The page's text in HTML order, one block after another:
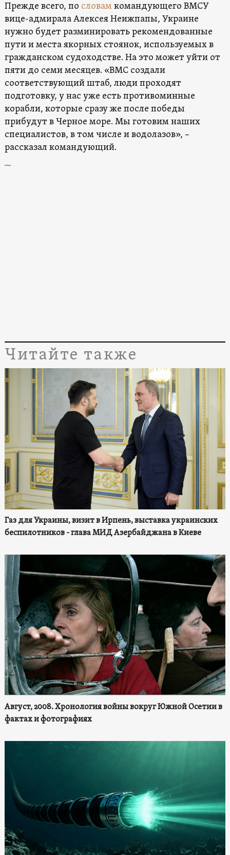
Прежде всего, по словамкомандующего ВМСУ
вице-адмирала Алексея Неижпапы, Украине
нужно будет разминировать рекомендованные
пути и места якорных стоянок, используемых в
гражданском судоходстве. На это может уйти от
пяти до семи месяцев. «ВМС создали
соответствующий штаб, люди проходят
подготовку, у нас уже есть противоминные
корабли, которые сразу же после победы
прибудут в Черное море. Мы готовим наших
специалистов, в том числе и водолазов», –
рассказал командующий.
exchange
Читайте также
Газ для Украины, визит в Ирпень, выставка украинских
беспилотников - глава МИД Азербайджана в Киеве
Август, 2008. Хронология войны вокруг Южной Осетии в
фактах и фотографиях